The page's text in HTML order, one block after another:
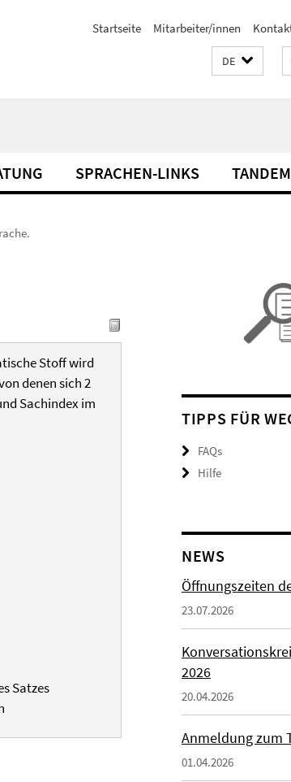
Startseite Mitarbeiter/innen
DE
SPRACHEN-LINKS TANDEM
Stoff wird
denen sich 2
Sachindex im
Satzes
TIPPS FÜR
FAQs
Hilfe
NEWS
Öffnungszeiten
23.07.2026
2026
20.04.2026
Anmeldung zum
01.04.2026